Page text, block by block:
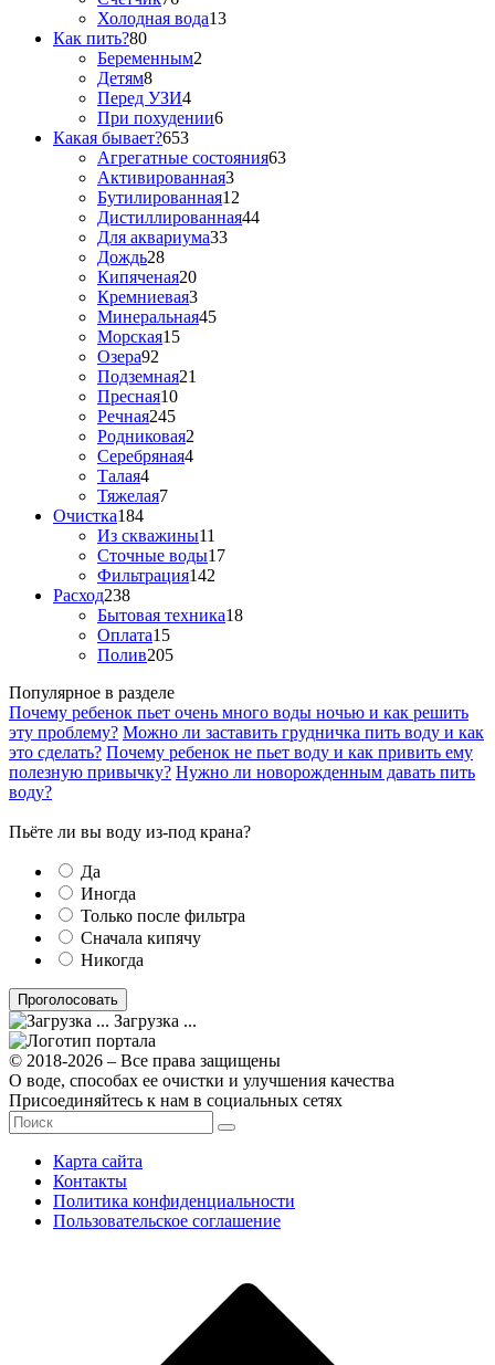
Холодная вода13
Как пить?80
Беременным2
Детям8
Перед УЗИ4
При похудении6
Какая бывает?653
Агрегатные состояния63
Активированная3
Бутилированная12
Дистиллированная44
Для аквариума33
Дождь28
Кипяченая20
Кремниевая3
Минеральная45
Морская15
Озера92
Подземная21
Пресная10
Речная245
Родниковая2
Серебряная4
Талая4
Тяжелая7
Очистка184
Из скважины11
Сточные воды17
Фильтрация142
Расход238
Бытовая техника18
Оплата15
Полив205
Популярное в разделе
Почему ребенок пьет очень много воды ночью и как решить
эту проблему? Можно ли заставить грудничка пить воду и как
это сделать? Почему ребенок не пьет воду и как привить ему
полезную привычку? Нужно ли новорожденным давать пить
воду?
Пьёте ли вы воду из-под крана?
Да
Иногда
Только после фильтра
Сначала кипячу
Никогда
Загрузка ...
© 2018-2026 – Все права защищены
О воде, способах ее очистки и улучшения качества
Присоединяйтесь к нам в социальных сетях
Карта сайта
Контакты
Политика конфиденциальности
Пользовательское соглашение